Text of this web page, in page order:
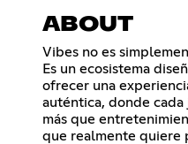
ABOUT
Vibes no es
Es un ecosistema
ofrecer una
auténtica, donde
más que
que realmente quiere